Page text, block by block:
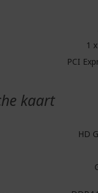
1
PCI
kaart
HD